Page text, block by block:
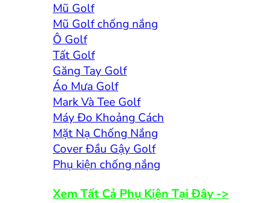
Mũ Golf
Mũ Golf chống nắng
Ô Golf
Tất Golf
Găng Tay Golf
Áo Mưa Golf
Mark Và Tee Golf
Máy Đo Khoảng Cách
Mặt Nạ Chống Nắng
Cover Đầu Gậy Golf
Phụ kiện chống nắng
Xem Tất Cả Phụ Kiện Tại Đây ->